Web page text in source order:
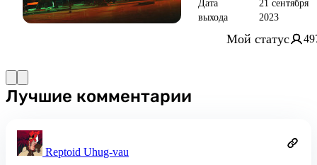
Дата
выхода
21 сентября
2023
Мой статус
Лучшие комментарии
Reptoid Uhug-vau